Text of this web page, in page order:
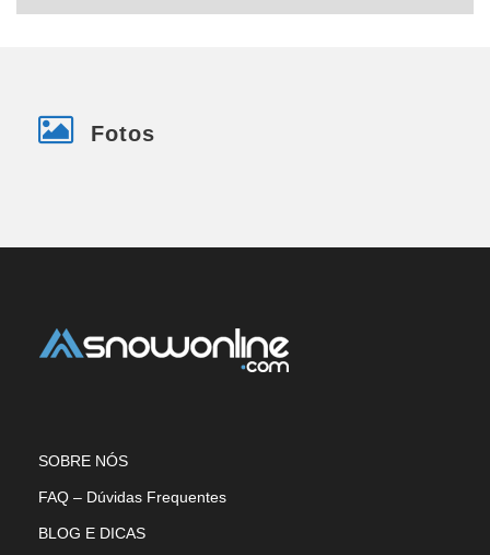
Fotos
SOBRE NÓS
FAQ – Dúvidas Frequentes
BLOG E DICAS